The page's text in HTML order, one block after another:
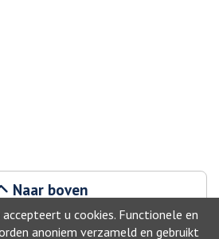
u cookies. Functionele en
anoniem verzameld en gebruikt
Naar boven